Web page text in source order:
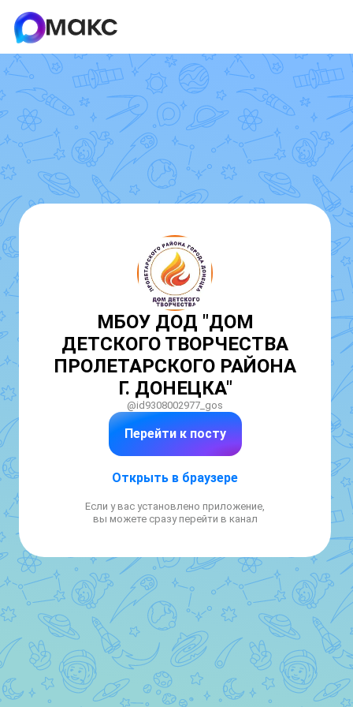
МБОУ ДОД "ДОМ
ДЕТСКОГО ТВОРЧЕСТВА
ПРОЛЕТАРСКОГО РАЙОНА
Г. ДОНЕЦКА"
@id9308002977_gos
Перейти к посту
Открыть в браузере
Если у вас установлено приложение,
вы можете сразу перейти в канал